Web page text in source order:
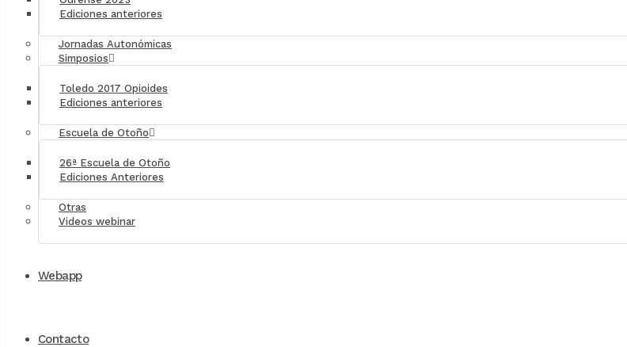
Ediciones anteriores
Jornadas Autonómicas
Simposios
Toledo 2017 Opioides
Ediciones anteriores
Escuela de Otoño
26ª Escuela de Otoño
Ediciones Anteriores
Otras
Videos webinar
Webapp
Contacto